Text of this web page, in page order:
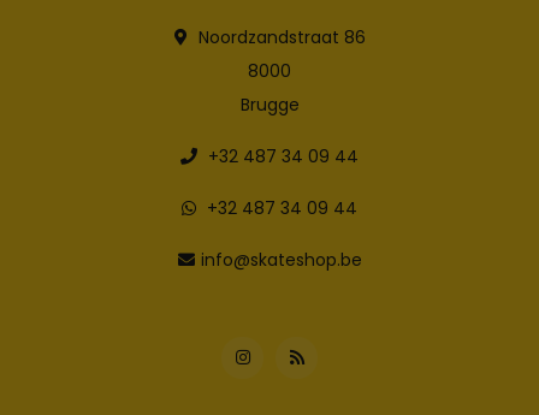
Noordzandstraat 86
8000
Brugge
+32 487 34 09 44
+32 487 34 09 44
info@skateshop.be